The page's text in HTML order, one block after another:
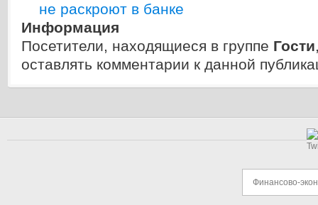
не раскроют в банке
Информация
Посетители, находящиеся в группе Гости
оставлять комментарии к данной
Финансово-